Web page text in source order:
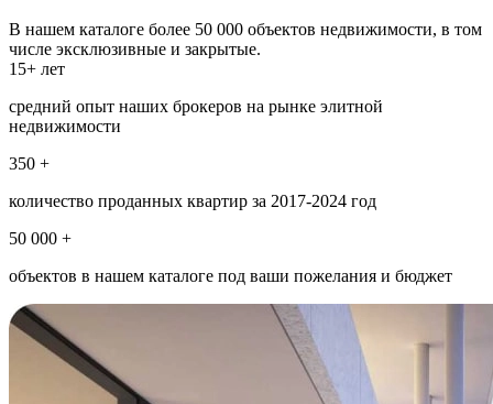
В нашем каталоге более 50 000 объектов недвижимости, в том
числе эксклюзивные и закрытые.
15+ лет
средний опыт наших брокеров на рынке элитной
недвижимости
350 +
количество проданных квартир за 2017-2024 год
50 000 +
объектов в нашем каталоге под ваши пожелания и бюджет